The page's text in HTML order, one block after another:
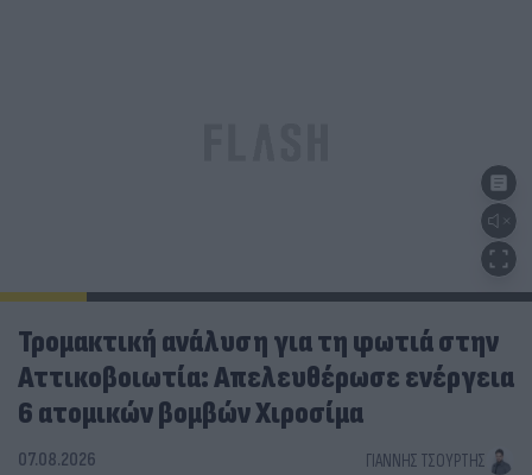
Τρομακτική ανάλυση για τη φωτιά στην
Αττικοβοιωτία: Απελευθέρωσε ενέργεια
6 ατομικών βομβών Χιροσίμα
07.08.2026 ΓΙΆΝΝΗΣ ΤΣΟΎΡΤΗΣ